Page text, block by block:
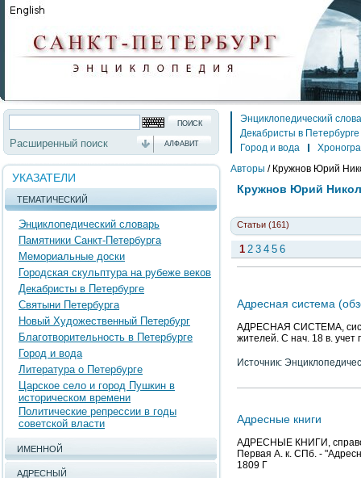
Расширенный поиск АЛФАВИТ
УКАЗАТЕЛИ
ТЕМАТИЧЕСКИЙ
Энциклопедический словарь
Памятники Санкт-Петербурга
Мемориальные доски
Городская скульптура на рубеже веков
Декабристы в Петербурге
Святыни Петербурга
Новый Художественный Петербург
Благотворительность в Петербурге
Город и вода
Литература о Петербурге
Царское село и город Пушкин в
историческом времени
Политические репрессии в годы
советской власти
ИМЕННОЙ
АДРЕСНЫЙ
Энциклопедический
Декабристы в Петербурге
Город и вода
Авторы / Кружнов Юрий
Кружнов Юрий
Статьи (161)
1 2 3 4 5 6
Адресная система
АДРЕСНАЯ СИСТЕМА,
жителей. С нач. 18 в.
Источник:
Адресные книги
АДРЕСНЫЕ КНИГИ,
Первая А. к. СПб. -
1809 Г